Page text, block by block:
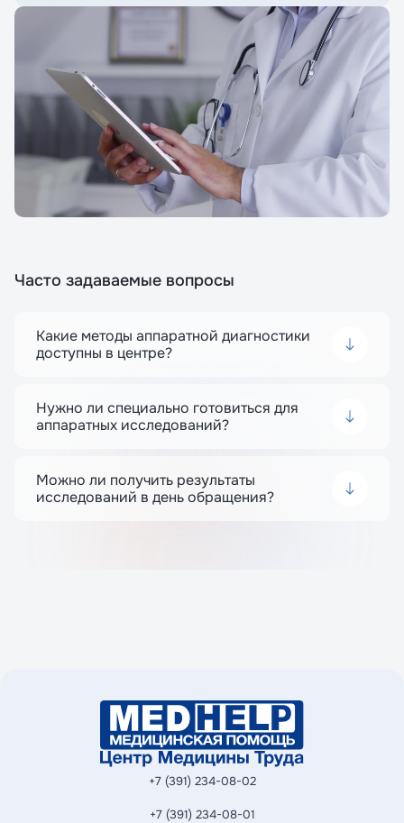
Часто задаваемые вопросы
Какие методы аппаратной диагностики
доступны в центре?
(ФЛГ), все виды УЗИ, ЭХО-КГ холтер-ЭКГ,
СМАД и другие исследования.
Нужно ли специально готовиться для
аппаратных исследований?
предварительная подготовка. Подробности
уточняйте при записи.
Можно ли получить результаты
исследований в день обращения?
+7 (391) 234-08-02
+7 (391) 234-08-01